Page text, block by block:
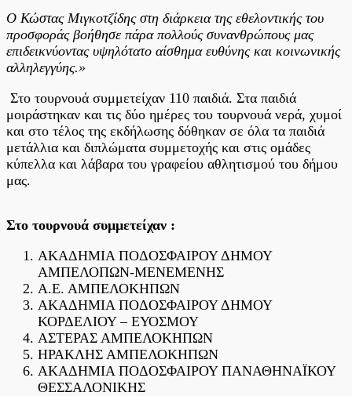
Ο Κώστας Μιγκοτζίδης στη διάρκεια της εθελοντικής του
προσφοράς βοήθησε πάρα πολλούς συνανθρώπους μας
επιδεικνύοντας υψηλότατο αίσθημα ευθύνης και κοινωνικής
αλληλεγγύης.»
Στο τουρνουά συμμετείχαν 110 παιδιά. Στα παιδιά
μοιράστηκαν και τις δύο ημέρες του τουρνουά νερά, χυμοί
και στο τέλος της εκδήλωσης δόθηκαν σε όλα τα παιδιά
μετάλλια και διπλώματα συμμετοχής και στις ομάδες
κύπελλα και λάβαρα του γραφείου αθλητισμού του δήμου
μας.
Στο τουρνουά συμμετείχαν :
ΑΚΑΔΗΜΙΑ ΠΟΔΟΣΦΑΙΡΟΥ ΔΗΜΟΥ
ΑΜΠΕΛΟΠΩΝ-ΜΕΝΕΜΕΝΗΣ
Α.Ε. ΑΜΠΕΛΟΚΗΠΩΝ
ΑΚΑΔΗΜΙΑ ΠΟΔΟΣΦΑΙΡΟΥ ΔΗΜΟΥ
ΚΟΡΔΕΛΙΟΥ – ΕΥΟΣΜΟΥ
ΑΣΤΕΡΑΣ ΑΜΠΕΛΟΚΗΠΩΝ
ΗΡΑΚΛΗΣ ΑΜΠΕΛΟΚΗΠΩΝ
ΑΚΑΔΗΜΙΑ ΠΟΔΟΣΦΑΙΡΟΥ ΠΑΝΑΘΗΝΑΪΚΟΥ
ΘΕΣΣΑΛΟΝΙΚΗΣ